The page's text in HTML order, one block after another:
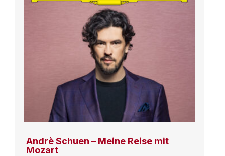
Andrè Schuen – Meine Reise mit
Mozart